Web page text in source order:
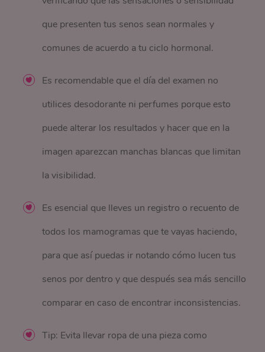
que presenten tus senos sean normales y
comunes de acuerdo a tu ciclo hormonal.
Es recomendable que el día del examen no
utilices desodorante ni perfumes porque esto
puede alterar los resultados y hacer que en la
imagen aparezcan manchas blancas que limitan
la visibilidad.
Es esencial que lleves un registro o recuento de
todos los mamogramas que te vayas haciendo,
para que así puedas ir notando cómo lucen tus
senos por dentro y que después sea más sencillo
comparar en caso de encontrar inconsistencias.
Tip: Evita llevar ropa de una pieza como